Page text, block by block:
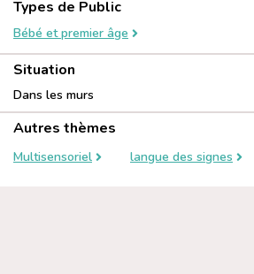
Types de Public
Bébé et premier âge
Situation
Dans les murs
Autres thèmes
Multisensoriel langue des signes